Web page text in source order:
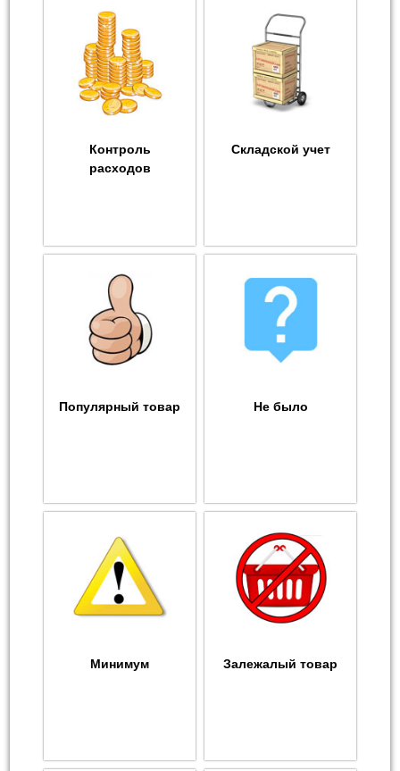
Контроль
расходов
Складской учет
Популярный товар Не было
Минимум Залежалый товар